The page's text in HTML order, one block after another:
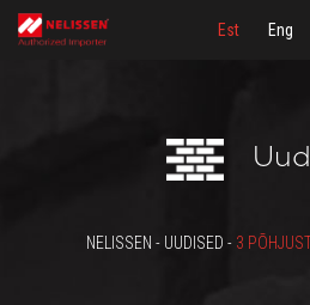
Est Eng
NELISSEN - UUDISED -